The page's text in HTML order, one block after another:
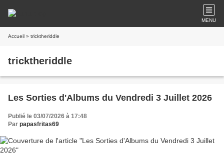
MENU
Accueil » tricktheriddle
tricktheriddle
Les Sorties d'Albums du Vendredi 3 Juillet 2026
Publié le 03/07/2026 à 17:48
Par papasfritas69